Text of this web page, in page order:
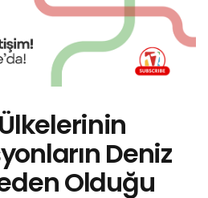
Deniz
Olduğu